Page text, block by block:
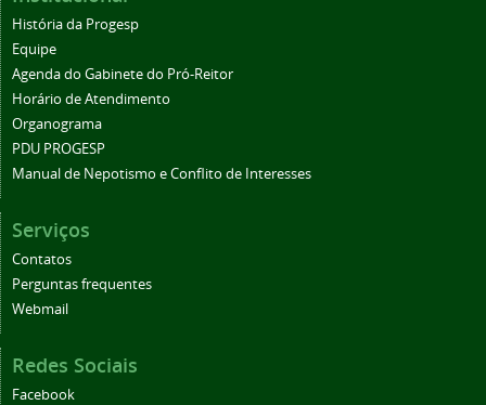
História da Progesp
Equipe
Agenda do Gabinete do Pró-Reitor
Horário de Atendimento
Organograma
PDU PROGESP
Manual de Nepotismo e Conflito de Interesses
Serviços
Contatos
Perguntas frequentes
Webmail
Redes Sociais
Facebook